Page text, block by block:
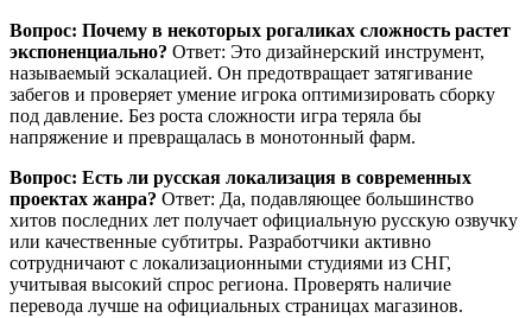
Вопрос: Почему в некоторых рогаликах сложность растет
экспоненциально? Ответ: Это дизайнерский инструмент,
называемый эскалацией. Он предотвращает затягивание
забегов и проверяет умение игрока оптимизировать сборку
под давление. Без роста сложности игра теряла бы
напряжение и превращалась в монотонный фарм.
Вопрос: Есть ли русская локализация в современных
проектах жанра? Ответ: Да, подавляющее большинство
хитов последних лет получает официальную русскую озвучку
или качественные субтитры. Разработчики активно
сотрудничают с локализационными студиями из СНГ,
учитывая высокий спрос региона. Проверять наличие
перевода лучше на официальных страницах магазинов.